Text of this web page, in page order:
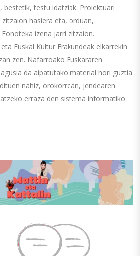
bestetik, testu idatziak. Proiektuari
hasiera eta, orduan,
izena jarri zitzaion.
Euskal Kultur Erakundeak elkarrekin
zen. Nafarroako Euskararen
da aipatutako material hori guztia
nahiz, orokorrean, jendearen
erraza den sistema informatiko